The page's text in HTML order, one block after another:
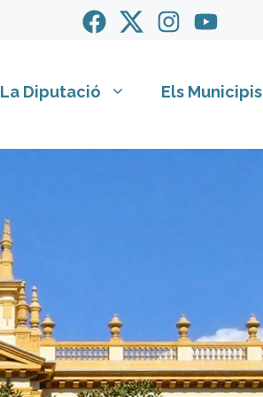
La Diputació Els Municipis